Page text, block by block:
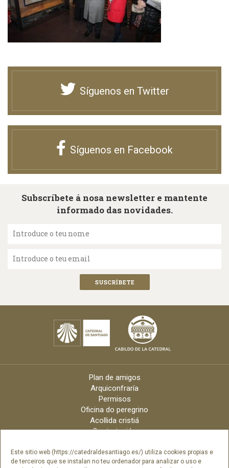
Este sitio web (https://catedraldesantiago.es/) utiliza cookies propias e
de terceiros que se instalan no teu ordenador para analizar o uso e
Síguenos en Twitter
Síguenos en Facebook
Subscríbete á nosa newsletter e mantente
informado das novidades.
Introduce o teu nome
Introduce o teu email
Plan de amigos
Arquiconfraría
Permisos
Oficina do peregrino
Acollida cristiá
Contratación
Arquidiócese
Créditos